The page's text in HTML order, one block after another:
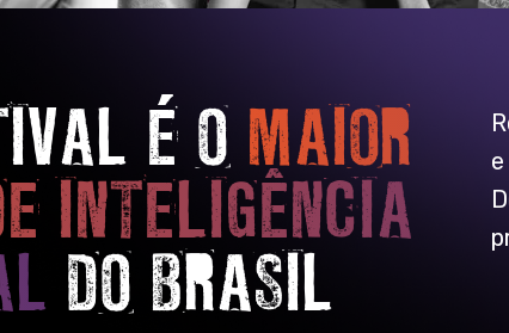
É O MAIOR
INTELIGÊNCIA
DO BRASIL